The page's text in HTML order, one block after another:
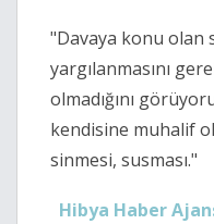
"Davaya konu olan
yargılanmasını
olmadığını
kendisine muhalif
sinmesi, susması."
Hibya Haber